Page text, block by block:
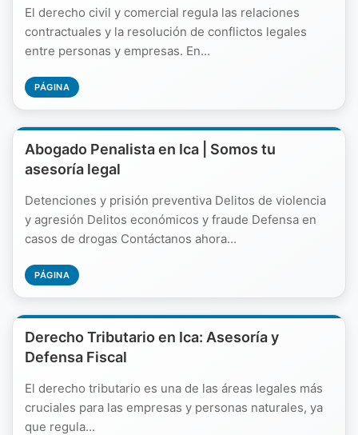
El derecho civil y comercial regula las relaciones
contractuales y la resolución de conflictos legales
entre personas y empresas. En...
PÁGINA
Abogado Penalista en Ica | Somos tu
asesoría legal
Detenciones y prisión preventiva Delitos de violencia
y agresión Delitos económicos y fraude Defensa en
casos de drogas Contáctanos ahora...
PÁGINA
Derecho Tributario en Ica: Asesoría y
Defensa Fiscal
El derecho tributario es una de las áreas legales más
cruciales para las empresas y personas naturales, ya
que regula...